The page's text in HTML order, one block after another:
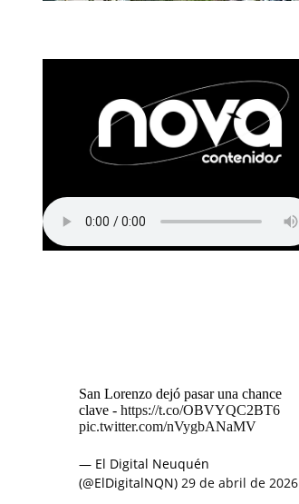
San Lorenzo dejó pasar una chance
clave - https://t.co/OBVYQC2BT6
pic.twitter.com/nVygbANaMV
— El Digital Neuquén
(@ElDigitalNQN) 29 de abril de 2026